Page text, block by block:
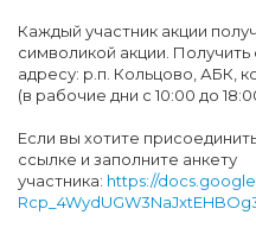
Каждый участник акции
символикой акции.
адресу: р.п. Кольцово, АБК,
(в рабочие дни с 10:00 до
Если вы хотите
ссылке и заполните анкету
участника: https://